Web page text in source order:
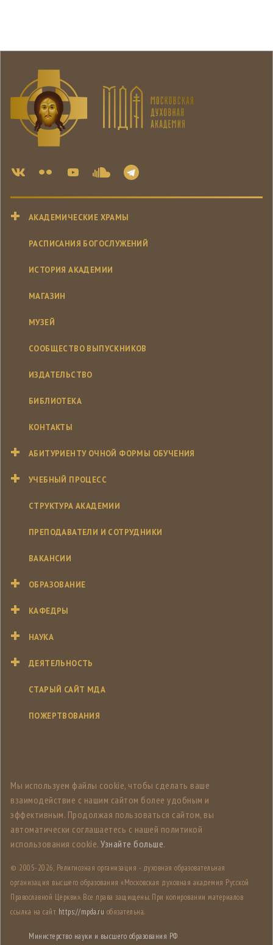
АКАДЕМИЧЕСКИЕ ХРАМЫ
РАСПИСАНИЯ БОГОСЛУЖЕНИЙ
ИСТОРИЯ АКАДЕМИИ
МАГАЗИН
МУЗЕЙ
СООБЩЕСТВО ВЫПУСКНИКОВ
ИЗДАТЕЛЬСТВО
БИБЛИОТЕКА
КОНТАКТЫ
АБИТУРИЕНТУ ОЧНОЙ ФОРМЫ ОБУЧЕНИЯ
УЧЕБНЫЙ ПРОЦЕСС
СТРУКТУРА АКАДЕМИИ
ПРЕПОДАВАТЕЛИ И СОТРУДНИКИ
ВАКАНСИИ
ОБРАЗОВАНИЕ
КАФЕДРЫ
НАУКА
ДЕЯТЕЛЬНОСТЬ
СТАРЫЙ САЙТ МДА
ПОЖЕРТВОВАНИЯ
Мы используем файлы cookie, чтобы сделать ваше
взаимодействие с нашим сайтом более удобным и
эффективным. Продолжая пользоваться сайтом, вы
автоматически соглашаетесь с нашей политикой
использования cookie. Узнайте больше.
© 2005-2026, Религиозная организация - духовная образовательная
организация высшего образования «Московская духовная академия Русской
Православной Церкви». Все права защищены. При копировании материалов
ссылка на сайт https://mpda.ru обязательна.
Министерство науки и высшего образования РФ